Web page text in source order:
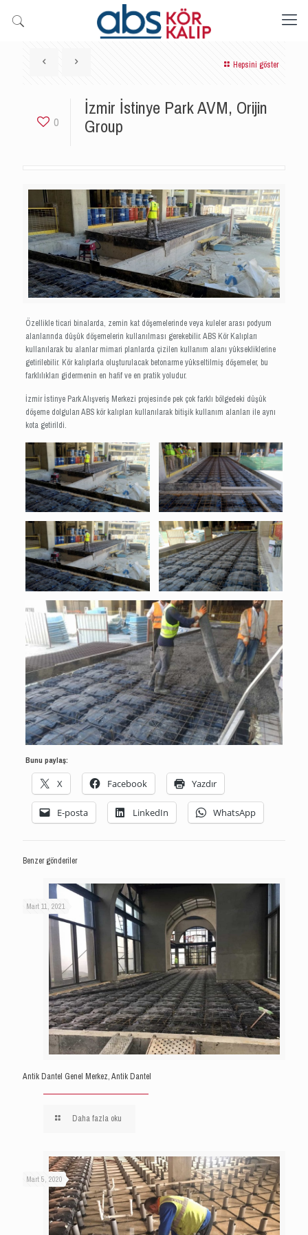
Hepsini göster
0 İzmir İstinye Park AVM, Orijin
Group
Özellikle ticari binalarda, zemin kat döşemelerinde veya kuleler arası podyum
alanlarında düşük döşemelerin kullanılması gerekebilir. ABS Kör Kalıpları
kullanılarak bu alanlar mimari planlarda çizilen kullanım alanı yüksekliklerine
getirilebilir. Kör kalıplarla oluşturulacak betonarme yükseltilmiş döşemeler, bu
farklılıkları gidermenin en hafif ve en pratik yoludur.
İzmir İstinye Park Alışveriş Merkezi projesinde pek çok farklı bölgedeki düşük
döşeme dolguları ABS kör kalıpları kullanılarak bitişik kullanım alanları ile aynı
kota getirildi.
Bunu paylaş:
X Facebook Yazdır
E-posta LinkedIn WhatsApp
Benzer gönderiler
Mart 11, 2021
Antik Dantel Genel Merkez, Antik Dantel
Daha fazla oku
Mart 5, 2020